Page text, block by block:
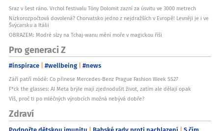
Sraz v šest ráno. Vrchol festivalu Tóny Dolomit zazní za úsvitu ve 3000 metrech
Nízkorozpočtová dovolená? Chorvatsko jedno z nejdražších v Evropě! Levněji je i ve
Švýcarsku a Itálii
OBRAZEM: Modré slzy na Tchaj-wanu mění moře v magickou říši
Pro generaci Z
#inspirace #wellbeing #news
Září patří módě: Co přinese Mercedes-Benz Prague Fashion Week SS27
F*ck the glasses: AI Meta brýle mají zjednodušit život, zatím ale dělají opak
Víš, proč ti po mléčných výrobcích možná nebývá dobře?
Zdraví